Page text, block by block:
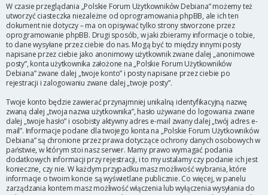
W czasie przeglądania „Polskie Forum Użytkowników Debiana” możemy też
utworzyć ciasteczka niezależne od oprogramowania phpBB, ale ich ten
dokument nie dotyczy – ma on opisywać tylko strony stworzone przez
oprogramowanie phpBB. Drugi sposób, w jaki zbieramy informacje o tobie,
to dane wysyłane przez ciebie do nas. Mogą być to między innymi posty
napisane przez ciebie jako anonimowy użytkownik zwane dalej „anonimowe
posty”, konta użytkownika założone na „Polskie Forum Użytkowników
Debiana” zwane dalej „twoje konto” i posty napisane przez ciebie po
rejestracji i zalogowaniu zwane dalej „twoje posty”.
Twoje konto będzie zawierać przynajmniej unikalną identyfikacyjną nazwę
zwaną dalej „twoja nazwa użytkownika”, hasło używane do logowania zwane
dalej „twoje hasło” i osobisty aktywny adres e-mail zwany dalej „twój adres e-
mail”. Informacje podane dla twojego konta na „Polskie Forum Użytkowników
Debiana” są chronione przez prawa dotyczące ochrony danych osobowych w
państwie, w którym stoi nasz serwer. Mamy prawo wymagać podania
dodatkowych informacji przy rejestracji, i to my ustalamy czy podanie ich jest
konieczne, czy nie. W każdym przypadku masz możliwość wybrania, które
informacje o twoim koncie są wyświetlane publicznie. Co więcej, w panelu
zarządzania kontem masz możliwość włączenia lub wyłączenia wysyłania do